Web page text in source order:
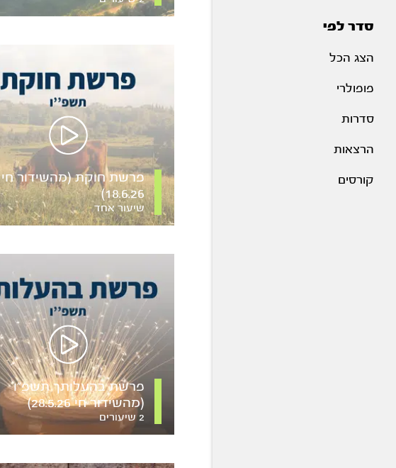
סדר לפי
הצג הכל
פופולרי
סדרות
הרצאות
קורסים
פרשת חוקת (מהשידור חי
18.6.26)
שיעור אחד
פרשת בהעלותך תשפ”ו
(מהשידור חי 28.5.26)
2 שיעורים